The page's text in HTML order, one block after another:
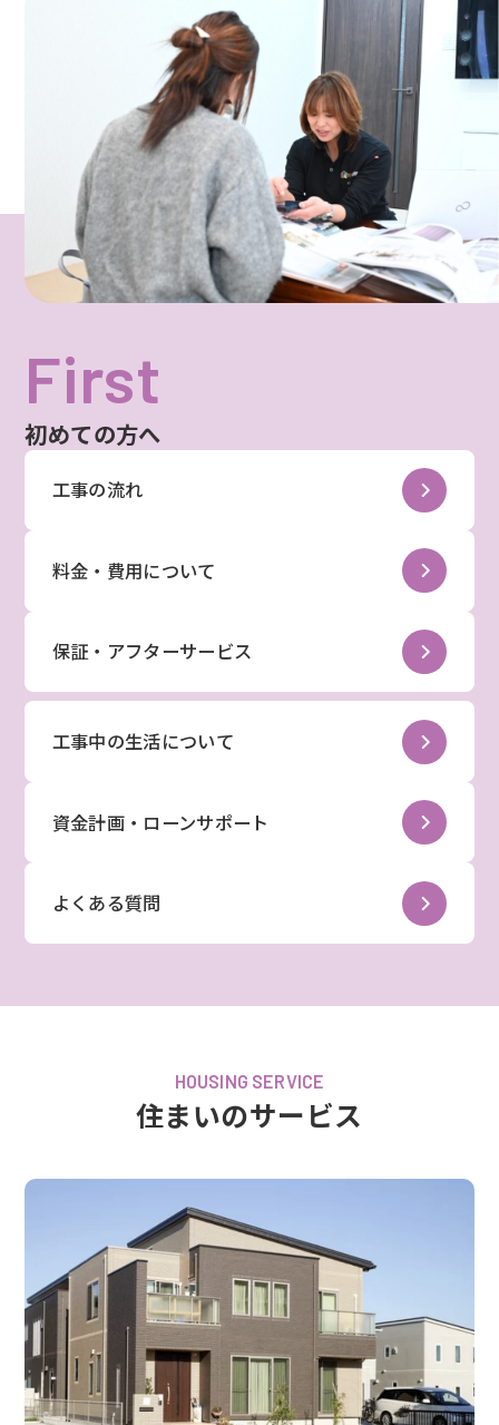
す。
面
で
す。
画
面
で
す。
First
初めての方へ
工事の流れ
料金・費用について
保証・アフターサービス
工事中の生活について
資金計画・ローンサポート
よくある質問
HOUSING SERVICE
住まいのサービス